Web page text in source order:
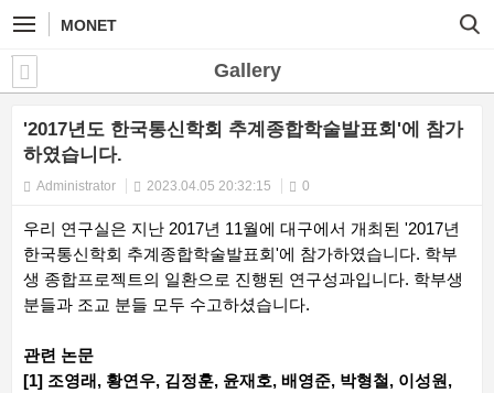
MONET
Gallery
'2017년도 한국통신학회 추계종합학술발표회'에 참가
하였습니다.
Administrator 2023.04.05 20:32:15 0
우리 연구실은 지난 2017년 11월에 대구에서 개최된 '2017년
한국통신학회 추계종합학술발표회'에 참가하였습니다. 학부
생 종합프로젝트의 일환으로 진행된 연구성과입니다. 학부생
분들과 조교 분들 모두 수고하셨습니다.
관련 논문
[1] 조영래, 황연우, 김정훈, 윤재호, 배영준, 박형철, 이성원,